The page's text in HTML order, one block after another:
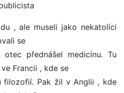
, ale museli jako nekatolíci
se
přednášel medicínu. Tu
Francii , kde se
filozofií. Pak žil v Anglii , kde